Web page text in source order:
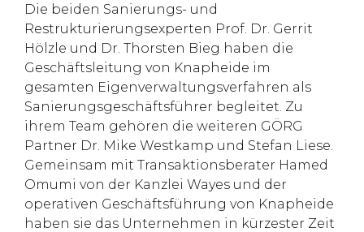
Die beiden Sanierungs- und
Restrukturierungsexperten Prof. Dr. Gerrit
Hölzle und Dr. Thorsten Bieg haben die
Geschäftsleitung von Knapheide im
gesamten Eigenverwaltungsverfahren als
Sanierungsgeschäftsführer begleitet. Zu
ihrem Team gehören die weiteren GÖRG
Partner Dr. Mike Westkamp und Stefan Liese.
Gemeinsam mit Transaktionsberater Hamed
Omumi von der Kanzlei Wayes und der
operativen Geschäftsführung von Knapheide
haben sie das Unternehmen in kürzester Zeit